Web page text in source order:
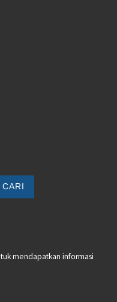
CARI
mendapatkan informasi